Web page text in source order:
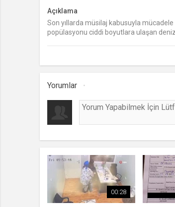
Açıklama
Son yıllarda müsilaj kabusuyla mücadele
popülasyonu ciddi boyutlara ulaşan
Yorumlar
00:28